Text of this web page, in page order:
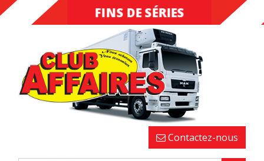
DESTOCKAGE
FINS DE SÉRIES
Contactez-nous